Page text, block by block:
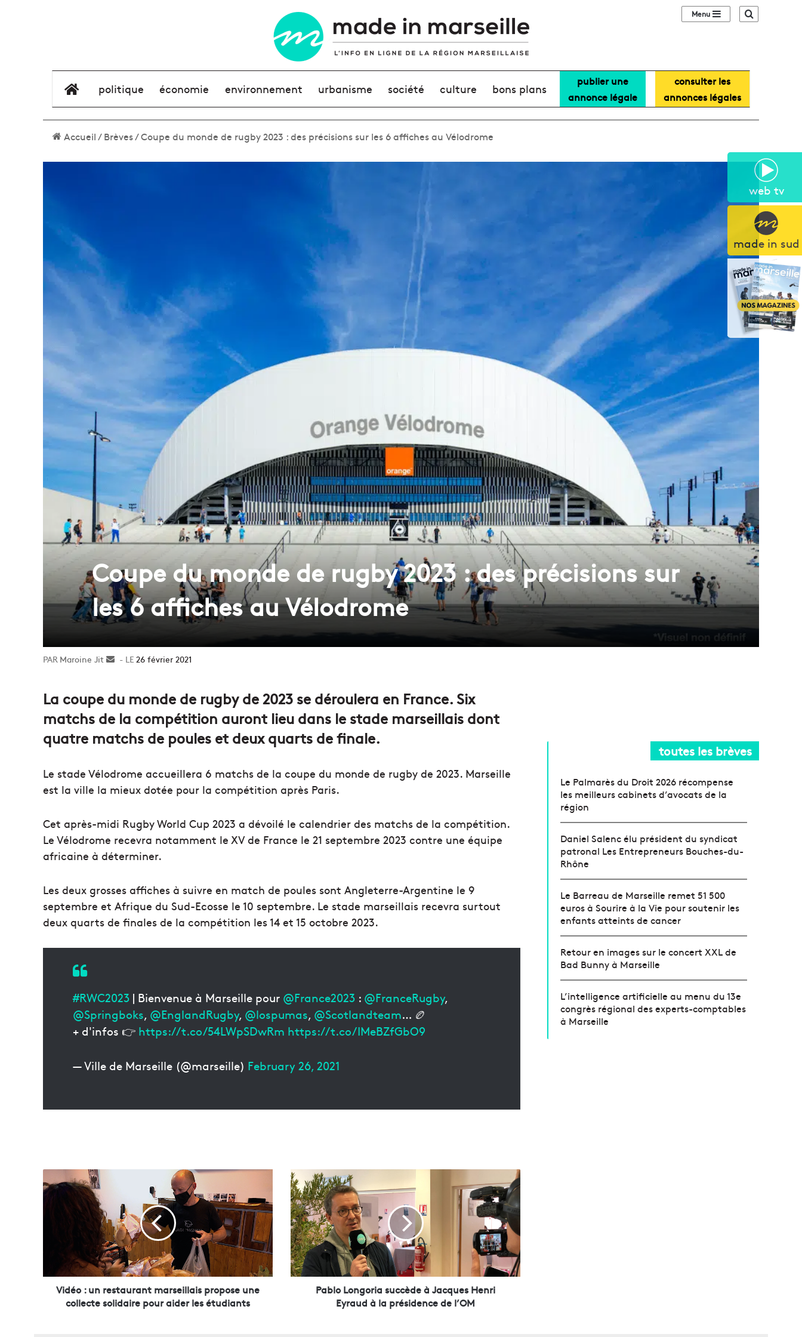
web tv
made in sud
Sidebar (barre
élément de menu
politique économie environnement urbanisme société culture bons plans
publier une
annonce légale
consulter les
annonces légales
Accueil/Brèves/Coupe du monde de rugby 2023 : des précisions sur les 6 affiches au Vélodrome
Coupe du monde de rugby 2023 : des précisions sur
les 6 affiches au Vélodrome
Maroine Jit
Envoyer26 février 2021
La coupe du monde de rugby de 2023 se déroulera en France. Six
matchs de la compétition auront lieu dans le stade marseillais dont
quatre matchs de poules et deux quarts de finale.
Le stade Vélodrome accueillera 6 matchs de la coupe du monde de rugby de 2023. Marseille
est la ville la mieux dotée pour la compétition après Paris.
Cet après-midi Rugby World Cup 2023 a dévoilé le calendrier des matchs de la compétition.
Le Vélodrome recevra notamment le XV de France le 21 septembre 2023 contre une équipe
africaine à déterminer.
Les deux grosses affiches à suivre en match de poules sont Angleterre-Argentine le 9
septembre et Afrique du Sud-Ecosse le 10 septembre. Le stade marseillais recevra surtout
deux quarts de finales de la compétition les 14 et 15 octobre 2023.
#RWC2023 | Bienvenue à Marseille pour @France2023 : @FranceRugby,
@Springboks, @EnglandRugby, @lospumas, @Scotlandteam… 🏉
+ d'infos 👉 https://t.co/54LWpSDwRm https://t.co/IMeBZfGbO9
— Ville de Marseille (@marseille) February 26, 2021
i
d
r
Vidéo : un restaurant marseillais propose une
collecte solidaire pour aider les étudiants
P
a
b
l
o
L
o
n
g
Pablo Longoria succède à Jacques Henri
Eyraud à la présidence de l’OM
toutes les brèves
Le Palmarès du Droit 2026 récompense
les meilleurs cabinets d’avocats de la
région
Daniel Salenc élu président du syndicat
patronal Les Entrepreneurs Bouches-du-
Rhône
Le Barreau de Marseille remet 51 500
euros à Sourire à la Vie pour soutenir les
enfants atteints de cancer
Retour en images sur le concert XXL de
Bad Bunny à Marseille
L’intelligence artificielle au menu du 13e
congrès régional des experts-comptables
à Marseille